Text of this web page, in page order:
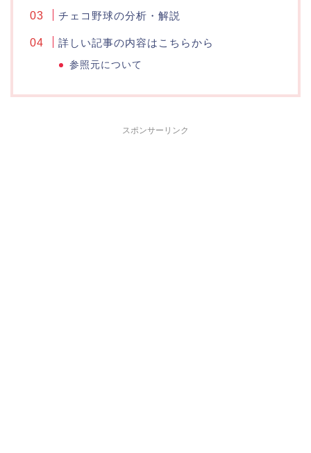
チェコ野球の分析・解説
詳しい記事の内容はこちらから
参照元について
スポンサーリンク